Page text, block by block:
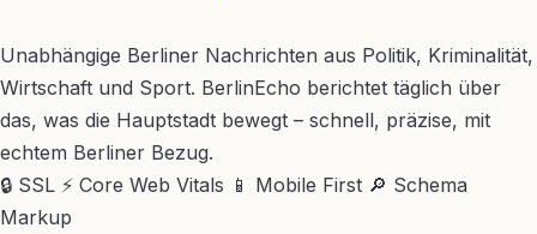
Unabhängige Berliner Nachrichten aus Politik, Kriminalität,
Wirtschaft und Sport. BerlinEcho berichtet täglich über
das, was die Hauptstadt bewegt – schnell, präzise, mit
echtem Berliner Bezug.
🔒 SSL ⚡ Core Web Vitals 📱 Mobile First 🔎 Schema
Markup